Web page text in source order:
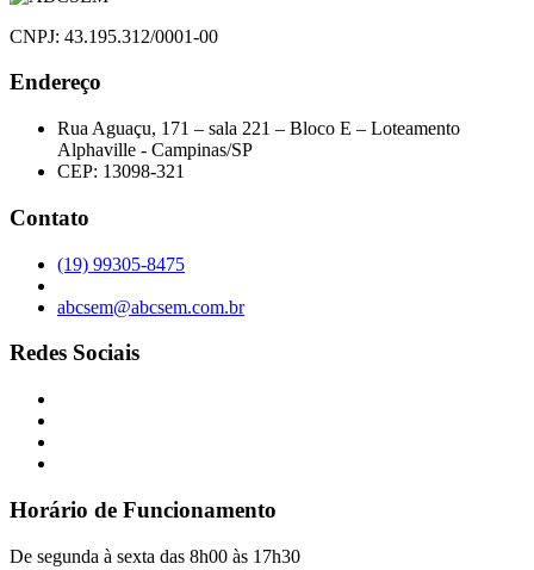
CNPJ: 43.195.312/0001-00
Endereço
Rua Aguaçu, 171 – sala 221 – Bloco E – Loteamento
Alphaville - Campinas/SP
CEP: 13098-321
Contato
(19) 99305-8475
abcsem@abcsem.com.br
Redes Sociais
Horário de Funcionamento
De segunda à sexta das 8h00 às 17h30